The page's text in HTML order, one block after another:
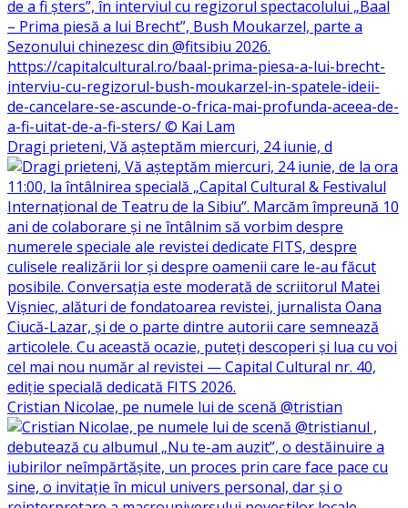
Dragi prieteni, Vă așteptăm miercuri, 24 iunie, d
Cristian Nicolae, pe numele lui de scenă @tristian